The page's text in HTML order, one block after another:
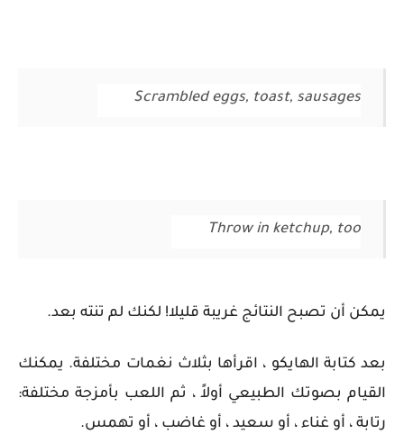
Scrambled eggs, toast, sausages
Throw in ketchup, too
يمكن أن تصبح النتائج غريبة قليلا! لكنك لم تنته بعد.
بعد كتابة الهايكو ، اقرأها بثلاث نغمات مختلفة. يمكنك
القيام بصوتك الطبيعي أولاً ، ثم اللعب بأمزجة مختلفة:
رتابة ، أو غناء ، أو سعيد ، أو غاضب ، أو تهمس.